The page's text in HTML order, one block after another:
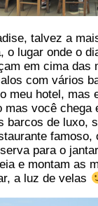
talvez a
o lugar onde o
em cima das
com vários
meu hotel, mas
mas você chega
barcos de luxo,
famoso,
para o
e montam as
a luz de velas